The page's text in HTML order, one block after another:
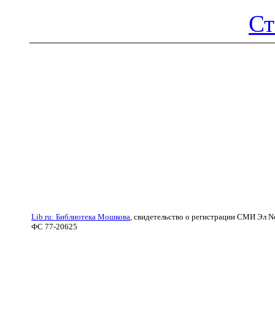
Lib.ru: Библиотека Мошкова, свидетельство о регистрации СМИ Эл
ФС 77-20625